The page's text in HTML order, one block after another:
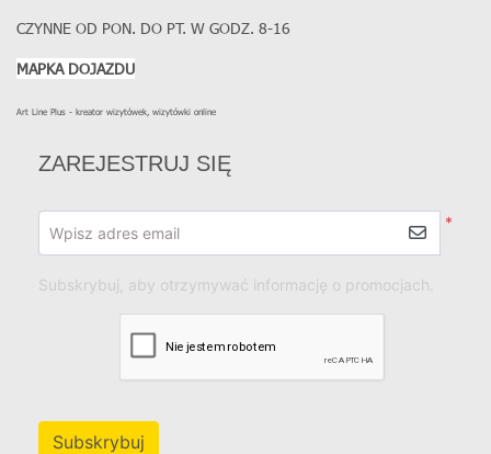
CZYNNE OD PON. DO PT. W GODZ. 8-16
MAPKA DOJAZDU
Art Line Plus - kreator wizytówek, wizytówki online
ZAREJESTRUJ SIĘ
*
Wpisz adres email
Subskrybuj, aby otrzymywać informację o promocjach.
Subskrybuj